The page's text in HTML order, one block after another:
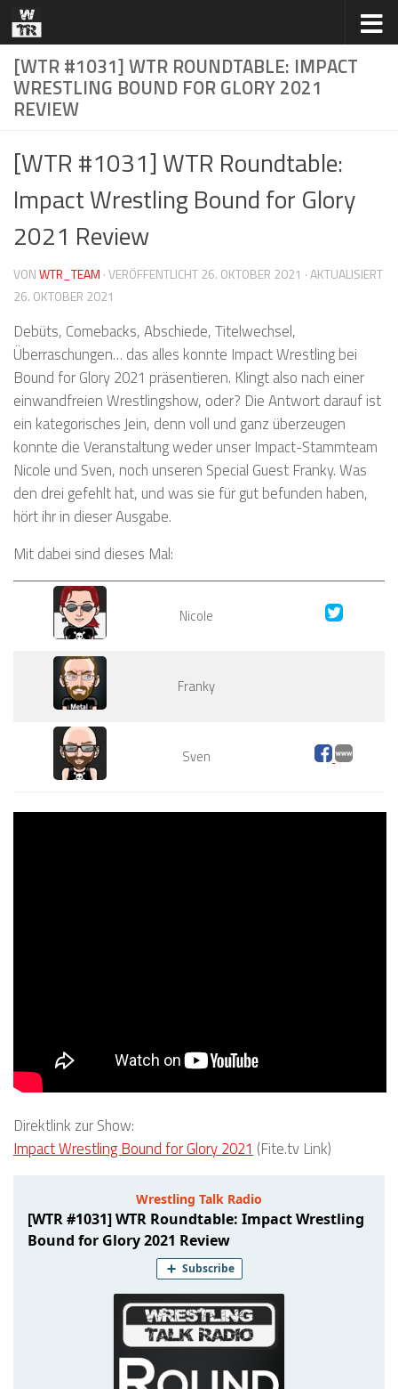
Zum Inhalt springen
[WTR #1031] WTR ROUNDTABLE: IMPACT
WRESTLING BOUND FOR GLORY 2021
REVIEW
[WTR #1031] WTR Roundtable:
Impact Wrestling Bound for Glory
2021 Review
VONWTR_TEAM · VERÖFFENTLICHT26. OKTOBER 2021 · AKTUALISIERT
26. OKTOBER 2021
Debüts, Comebacks, Abschiede, Titelwechsel,
Überraschungen… das alles konnte Impact Wrestling bei
Bound for Glory 2021 präsentieren. Klingt also nach einer
einwandfreien Wrestlingshow, oder? Die Antwort darauf ist
ein kategorisches Jein, denn voll und ganz überzeugen
konnte die Veranstaltung weder unser Impact-Stammteam
Nicole und Sven, noch unseren Special Guest Franky. Was
den drei gefehlt hat, und was sie für gut befunden haben,
hört ihr in dieser Ausgabe.
Mit dabei sind dieses Mal:
Nicole
Franky
Sven
Direktlink zur Show:
Impact Wrestling Bound for Glory 2021 (Fite.tv Link)